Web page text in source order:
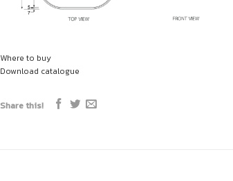
Where to buy
Download catalogue
Share this!